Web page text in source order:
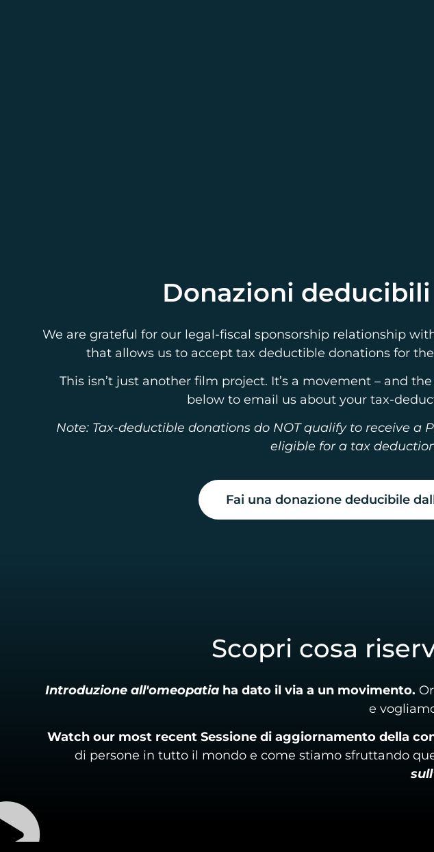
Donazioni deducibili
We are grateful for our legal-fiscal sponsorship relationship
that allows us to accept tax deductible donations for
This isn’t just another film project. It’s a movement – and
below to email us about your tax-
Note: Tax-deductible donations do NOT qualify to receive a
eligible for a tax
Fai una donazione deducibile
Scopri cosa
Introduzione all'omeopatia ha dato il via a un movimento.
e
Watch our most recent Sessione di aggiornamento della
di persone in tutto il mondo e come stiamo sfruttando